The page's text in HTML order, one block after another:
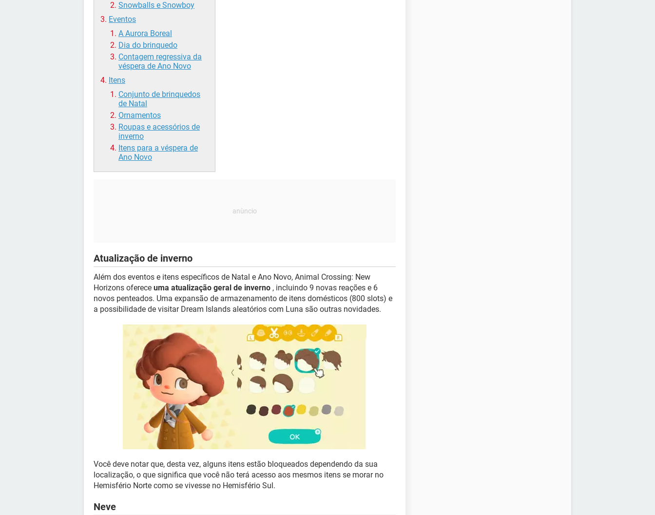
Snowballs e Snowboy
Eventos
A Aurora Boreal
Dia do brinquedo
Contagem regressiva da
véspera de Ano Novo
Itens
Conjunto de brinquedos
de Natal
Ornamentos
Roupas e acessórios de
inverno
Itens para a véspera de
Ano Novo
Atualização de inverno
Além dos eventos e itens específicos de Natal e Ano Novo, Animal Crossing: New
Horizons oferece uma atualização geral de inverno , incluindo 9 novas reações e 6
novos penteados. Uma expansão de armazenamento de itens domésticos (800 slots) e
a possibilidade de visitar Dream Islands aleatórios com Luna são outras novidades.
Você deve notar que, desta vez, alguns itens estão bloqueados dependendo da sua
localização, o que significa que você não terá acesso aos mesmos itens se morar no
Hemisfério Norte como se vivesse no Hemisfério Sul.
Neve